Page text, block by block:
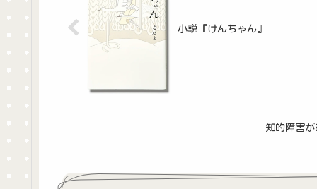
小説『けんちゃん』
知的障害